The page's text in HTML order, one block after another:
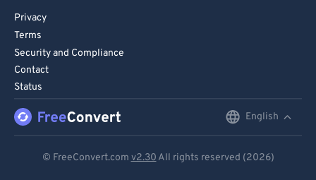
Privacy
Terms
Security and Compliance
Contact
Status
English
© FreeConvert.com v2.30 All rights reserved (2026)